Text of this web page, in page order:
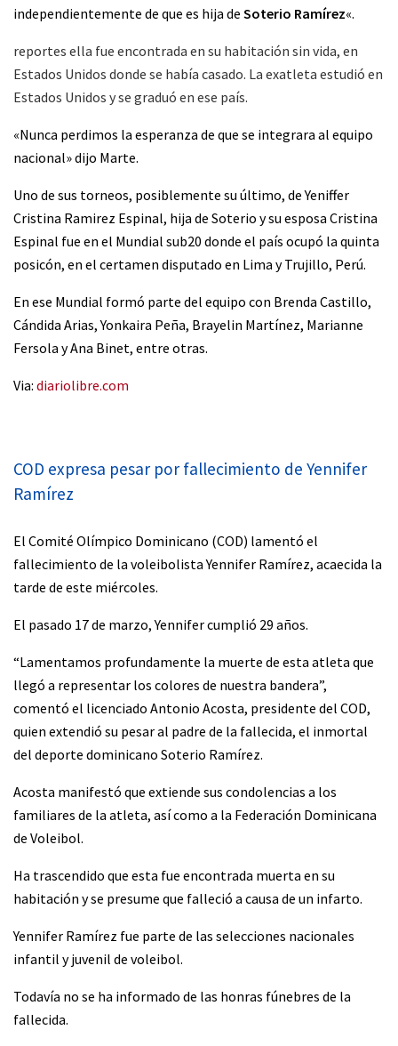
independientemente de que es hija de Soterio Ramírez«.
reportes ella fue encontrada en su habitación sin vida, en
Estados Unidos donde se había casado. La exatleta estudió en
Estados Unidos y se graduó en ese país.
«Nunca perdimos la esperanza de que se integrara al equipo
nacional» dijo Marte.
Uno de sus torneos, posiblemente su último, de Yeniffer
Cristina Ramirez Espinal, hija de Soterio y su esposa Cristina
Espinal fue en el Mundial sub20 donde el país ocupó la quinta
posicón, en el certamen disputado en Lima y Trujillo, Perú.
En ese Mundial formó parte del equipo con Brenda Castillo,
Cándida Arias, Yonkaira Peña, Brayelin Martínez, Marianne
Fersola y Ana Binet, entre otras.
Via: diariolibre.com
COD expresa pesar por fallecimiento de Yennifer
Ramírez
El Comité Olímpico Dominicano (COD) lamentó el
fallecimiento de la voleibolista Yennifer Ramírez, acaecida la
tarde de este miércoles.
El pasado 17 de marzo, Yennifer cumplió 29 años.
“Lamentamos profundamente la muerte de esta atleta que
llegó a representar los colores de nuestra bandera”,
comentó el licenciado Antonio Acosta, presidente del COD,
quien extendió su pesar al padre de la fallecida, el inmortal
del deporte dominicano Soterio Ramírez.
Acosta manifestó que extiende sus condolencias a los
familiares de la atleta, así como a la Federación Dominicana
de Voleibol.
Ha trascendido que esta fue encontrada muerta en su
habitación y se presume que falleció a causa de un infarto.
Yennifer Ramírez fue parte de las selecciones nacionales
infantil y juvenil de voleibol.
Todavía no se ha informado de las honras fúnebres de la
fallecida.